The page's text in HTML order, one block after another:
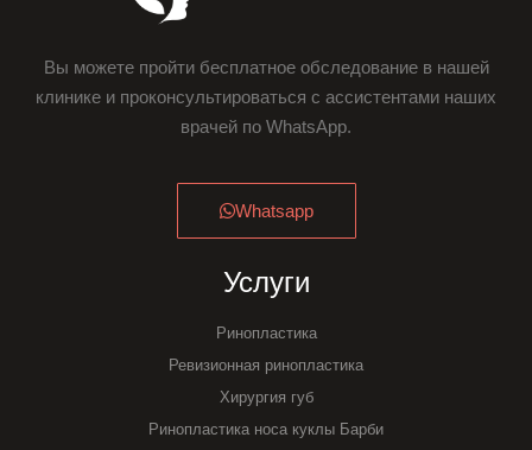
Вы можете пройти бесплатное обследование в нашей
клинике и проконсультироваться с ассистентами наших
врачей по WhatsApp.
Whatsapp
Услуги
Ринопластика
Ревизионная ринопластика
Хирургия губ
Ринопластика носа куклы Барби